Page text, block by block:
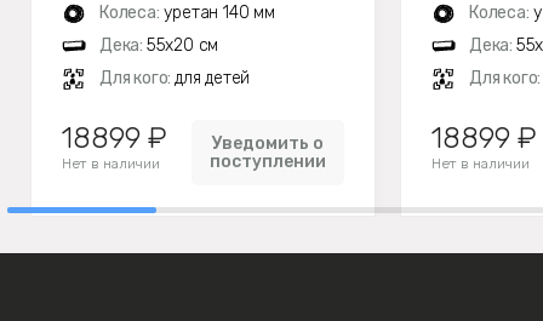
Колеса: уретан 140 мм
Дека: 55х20 см
Для кого: для детей
18899 ₽
Нет в наличии
Уведомить о
поступлении
Колеса:
Дека:
Для кого:
18899 ₽
Нет в наличии